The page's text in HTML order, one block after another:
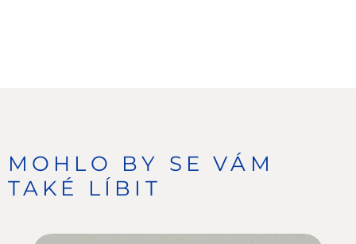
MOHLO BY SE VÁM
TAKÉ LÍBIT